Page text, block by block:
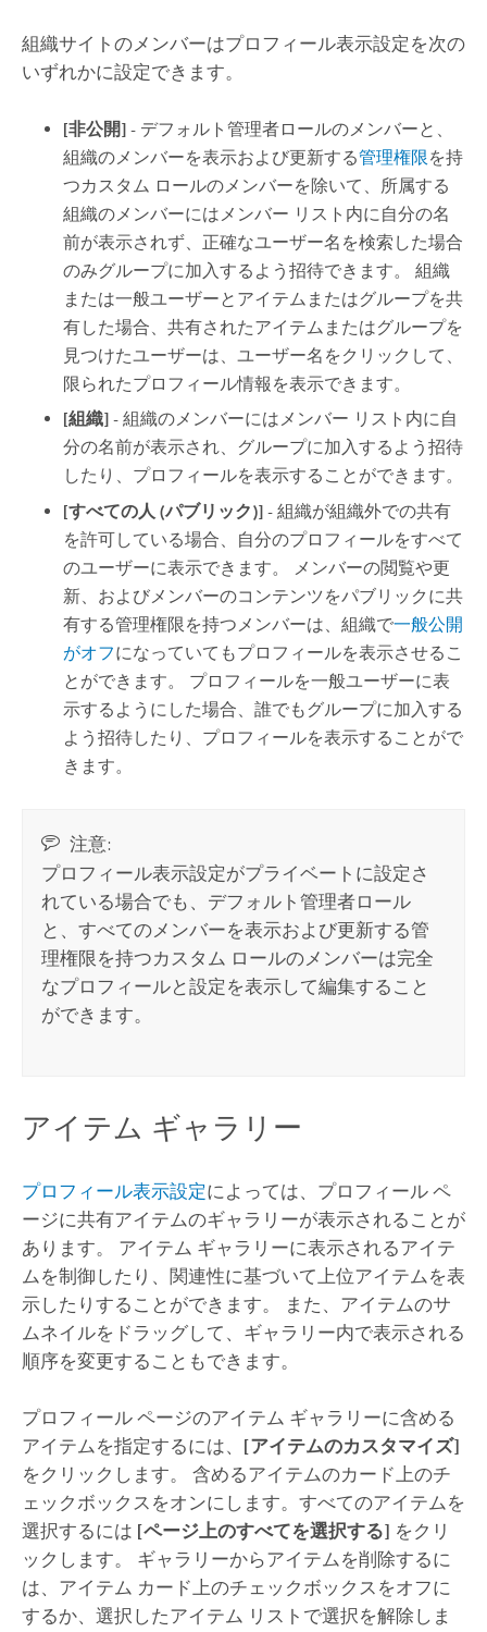
組織サイトのメンバーはプロフィール表示設定を次の
いずれかに設定できます。
[非公開] - デフォルト管理者ロールのメンバーと、
組織のメンバーを表示および更新する管理権限を持
つカスタム ロールのメンバーを除いて、所属する
組織のメンバーにはメンバー リスト内に自分の名
前が表示されず、正確なユーザー名を検索した場合
のみグループに加入するよう招待できます。 組織
または一般ユーザーとアイテムまたはグループを共
有した場合、共有されたアイテムまたはグループを
見つけたユーザーは、ユーザー名をクリックして、
限られたプロフィール情報を表示できます。
[組織] - 組織のメンバーにはメンバー リスト内に自
分の名前が表示され、グループに加入するよう招待
したり、プロフィールを表示することができます。
[すべての人 (パブリック)] - 組織が組織外での共有
を許可している場合、自分のプロフィールをすべて
のユーザーに表示できます。 メンバーの閲覧や更
新、およびメンバーのコンテンツをパブリックに共
有する管理権限を持つメンバーは、組織で一般公開
がオフになっていてもプロフィールを表示させるこ
とができます。 プロフィールを一般ユーザーに表
示するようにした場合、誰でもグループに加入する
よう招待したり、プロフィールを表示することがで
きます。
注意:
プロフィール表示設定がプライベートに設定さ
れている場合でも、デフォルト管理者ロール
と、すべてのメンバーを表示および更新する管
理権限を持つカスタム ロールのメンバーは完全
なプロフィールと設定を表示して編集すること
ができます。
アイテム ギャラリー
プロフィール表示設定によっては、プロフィール ペ
ージに共有アイテムのギャラリーが表示されることが
あります。 アイテム ギャラリーに表示されるアイテ
ムを制御したり、関連性に基づいて上位アイテムを表
示したりすることができます。 また、アイテムのサ
ムネイルをドラッグして、ギャラリー内で表示される
順序を変更することもできます。
プロフィール ページのアイテム ギャラリーに含める
アイテムを指定するには、 [アイテムのカスタマイズ]
をクリックします。 含めるアイテムのカード上のチ
ェックボックスをオンにします。すべてのアイテムを
選択するには [ページ上のすべてを選択する] をクリ
ックします。 ギャラリーからアイテムを削除するに
は、アイテム カード上のチェックボックスをオフに
するか、選択したアイテム リストで選択を解除しま